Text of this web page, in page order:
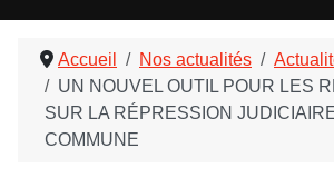
Accueil Nos actualités
UN NOUVEL OUTIL POUR LES
SUR LA RÉPRESSION
COMMUNE